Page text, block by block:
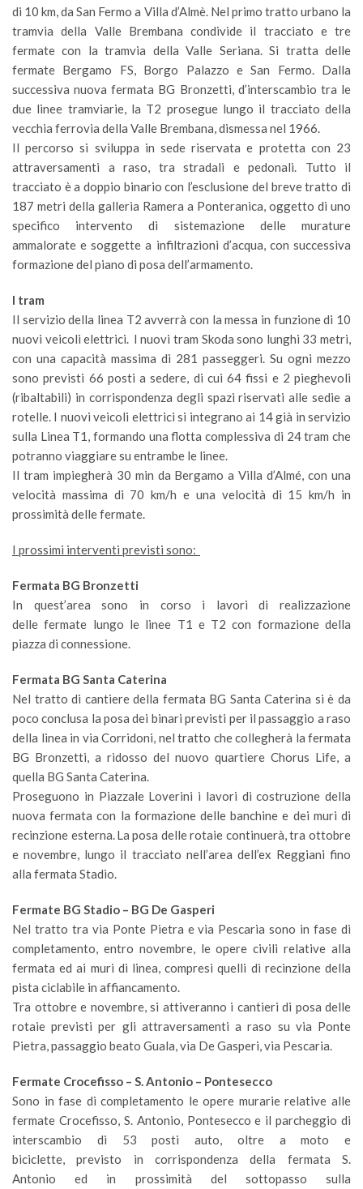
di 10 km, da San Fermo a Villa d’Almè. Nel primo tratto urbano la
tramvia della Valle Brembana condivide il tracciato e tre
fermate con la tramvia della Valle Seriana. Si tratta delle
fermate Bergamo FS, Borgo Palazzo e San Fermo. Dalla
successiva nuova fermata BG Bronzetti, d’interscambio tra le
due linee tramviarie, la T2 prosegue lungo il tracciato della
vecchia ferrovia della Valle Brembana, dismessa nel 1966.
Il percorso si sviluppa in sede riservata e protetta con 23
attraversamenti a raso, tra stradali e pedonali. Tutto il
tracciato è a doppio binario con l’esclusione del breve tratto di
187 metri della galleria Ramera a Ponteranica, oggetto di uno
specifico intervento di sistemazione delle murature
ammalorate e soggette a infiltrazioni d’acqua, con successiva
formazione del piano di posa dell’armamento.
I tram
Il servizio della linea T2 avverrà con la messa in funzione di 10
nuovi veicoli elettrici. I nuovi tram Skoda sono lunghi 33 metri,
con una capacità massima di 281 passeggeri. Su ogni mezzo
sono previsti 66 posti a sedere, di cui 64 fissi e 2 pieghevoli
(ribaltabili) in corrispondenza degli spazi riservati alle sedie a
rotelle. I nuovi veicoli elettrici si integrano ai 14 già in servizio
sulla Linea T1, formando una flotta complessiva di 24 tram che
potranno viaggiare su entrambe le linee.
Il tram impiegherà 30 min da Bergamo a Villa d’Almé, con una
velocità massima di 70 km/h e una velocità di 15 km/h in
prossimità delle fermate.
I prossimi interventi previsti sono:
Fermata BG Bronzetti
In quest’area sono in corso i lavori di realizzazione
delle fermate lungo le linee T1 e T2 con formazione della
piazza di connessione.
Fermata BG Santa Caterina
Nel tratto di cantiere della fermata BG Santa Caterina si è da
poco conclusa la posa dei binari previsti per il passaggio a raso
della linea in via Corridoni, nel tratto che collegherà la fermata
BG Bronzetti, a ridosso del nuovo quartiere Chorus Life, a
quella BG Santa Caterina.
Proseguono in Piazzale Loverini i lavori di costruzione della
nuova fermata con la formazione delle banchine e dei muri di
recinzione esterna. La posa delle rotaie continuerà, tra ottobre
e novembre, lungo il tracciato nell’area dell’ex Reggiani fino
alla fermata Stadio.
Fermate BG Stadio – BG De Gasperi
Nel tratto tra via Ponte Pietra e via Pescaria sono in fase di
completamento, entro novembre, le opere civili relative alla
fermata ed ai muri di linea, compresi quelli di recinzione della
pista ciclabile in affiancamento.
Tra ottobre e novembre, si attiveranno i cantieri di posa delle
rotaie previsti per gli attraversamenti a raso su via Ponte
Pietra, passaggio beato Guala, via De Gasperi, via Pescaria.
Fermate Crocefisso – S. Antonio – Pontesecco
Sono in fase di completamento le opere murarie relative alle
fermate Crocefisso, S. Antonio, Pontesecco e il parcheggio di
interscambio di 53 posti auto, oltre a moto e
biciclette, previsto in corrispondenza della fermata S.
Antonio ed in prossimità del sottopasso sulla